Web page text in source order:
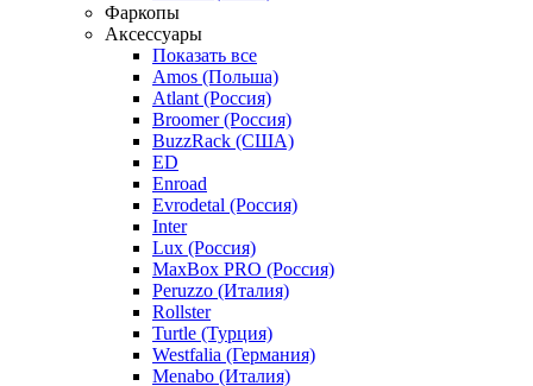
Фаркопы
Аксессуары
Показать все
Amos (Польша)
Atlant (Россия)
Broomer (Россия)
BuzzRack (США)
ED
Enroad
Evrodetal (Россия)
Inter
Lux (Россия)
MaxBox PRO (Россия)
Peruzzo (Италия)
Rollster
Turtle (Турция)
Westfalia (Германия)
Menabo (Италия)